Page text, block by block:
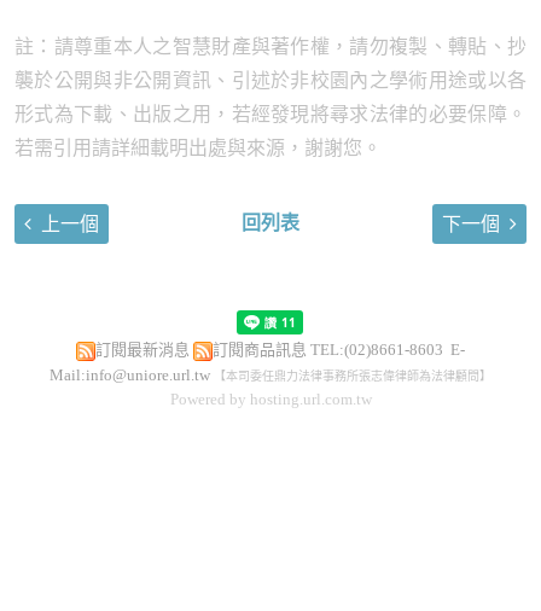
註：請尊重本人之智慧財產與著作權，請勿複製、轉貼、抄
襲於公開與非公開資訊、引述於非校園內之學術用途或以各
形式為下載、出版之用，若經發現將尋求法律的必要保障。
若需引用請詳細載明出處與來源，謝謝您。
上一個 回列表 下一個
訂閱最新消息 訂閱商品訊息 TEL:(02)8661-8603 E-
Mail:info@uniore.url.tw 【本司委任鼎力法律事務所張志偉律師為法律顧問】
Powered by hosting.url.com.tw